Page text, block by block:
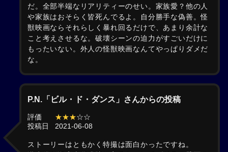
だ。全部半端なリアリティーのせい。家族愛？他の人
や家族はおそらく皆死んでるよ。自分勝手な偽善。怪
獣映画ならそれらしく暴れ回るだけで、あまり余計な
こと考えさせるな。破壊シーンの迫力がすごいだけに
もったいない。外人の怪獣映画なんてやっぱりダメだ
な。
P.N.「ビル・ド・ダンス」さんからの投稿
評価 ★★★☆☆
投稿日
2021-06-08
ストーリーはともかく特撮は面白かったですね。